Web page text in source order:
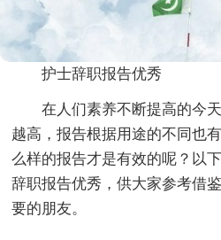
护士辞职报告优秀
在人们素养不断提高的今
越高，报告根据用途的不同也
么样的报告才是有效的呢？以
辞职报告优秀，供大家参考借
要的朋友。